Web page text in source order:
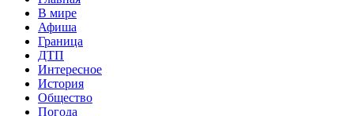
В мире
Афиша
Граница
ДТП
Интересное
История
Общество
Погода